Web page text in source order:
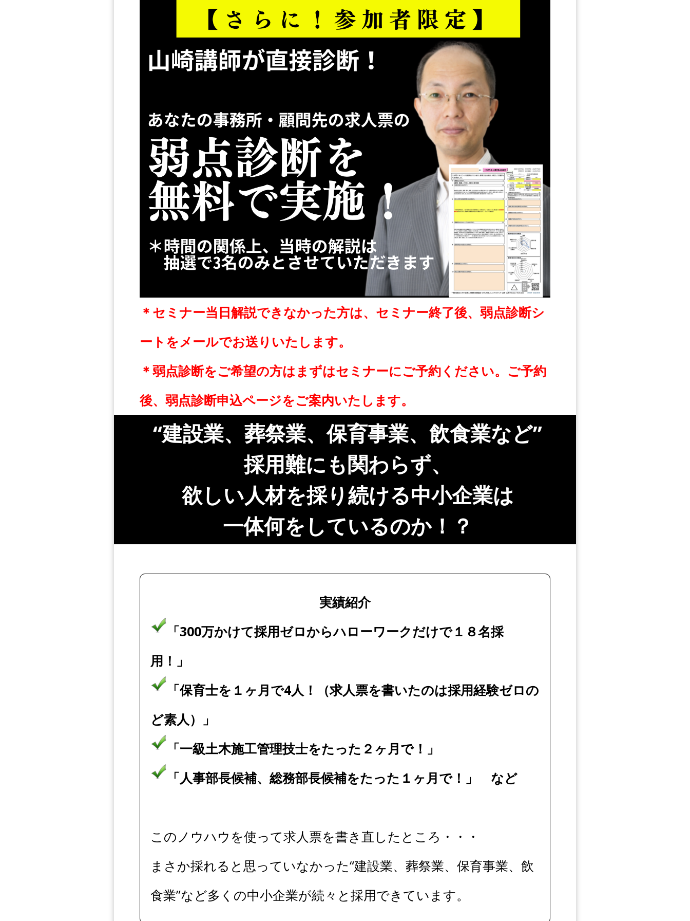
＊セミナー当日解説できなかった方は、セミナー終了後、弱点診断シ
ートをメールでお送りいたします。
＊弱点診断をご希望の方はまずはセミナーにご予約ください。ご予約
後、弱点診断申込ページをご案内いたします。
“建設業、葬祭業、保育事業、飲食業など”
採用難にも関わらず、
欲しい人材を採り続ける中小企業は
一体何をしているのか！？
実績紹介
「300万かけて採用ゼロからハローワークだけで１８名採
用！」
「保育士を１ヶ月で4人！（求人票を書いたのは採用経験ゼロの
ど素人）」
「一級土木施工管理技士をたった２ヶ月で！」
「人事部長候補、総務部長候補をたった１ヶ月で！」 など
このノウハウを使って求人票を書き直したところ・・・
まさか採れると思っていなかった“建設業、葬祭業、保育事業、飲
食業”など多くの中小企業が続々と採用できています。